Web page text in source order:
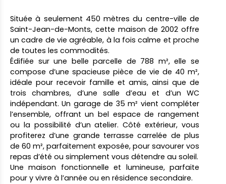
Située à seulement 450 mètres du centre-ville de
Saint-Jean-de-Monts, cette maison de 2002 offre
un cadre de vie agréable, à la fois calme et proche
de toutes les commodités.
Édifiée sur une belle parcelle de 788 m², elle se
compose d’une spacieuse pièce de vie de 40 m²,
idéale pour recevoir famille et amis, ainsi que de
trois chambres, d’une salle d’eau et d’un WC
indépendant. Un garage de 35 m² vient compléter
l’ensemble, offrant un bel espace de rangement
ou la possibilité d’un atelier. Côté extérieur, vous
profiterez d’une grande terrasse carrelée de plus
de 60 m², parfaitement exposée, pour savourer vos
repas d’été ou simplement vous détendre au soleil.
Une maison fonctionnelle et lumineuse, parfaite
pour y vivre à l’année ou en résidence secondaire.